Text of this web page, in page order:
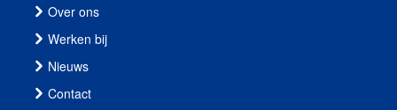
Over ons
Werken bij
Nieuws
Contact